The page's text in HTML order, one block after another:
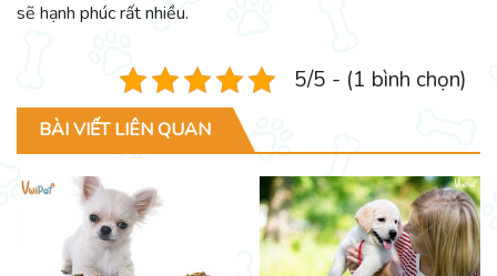
sẽ hạnh phúc rất nhiều.
5/5 - (1 bình chọn)
BÀI VIẾT LIÊN QUAN